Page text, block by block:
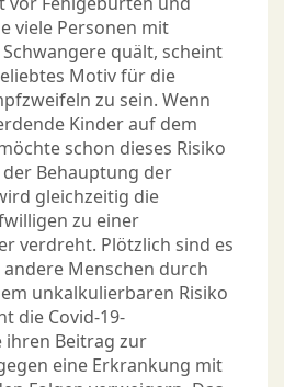
viele Personen mit
quält, scheint
Motiv für die
zu sein. Wenn
Kinder auf dem
schon dieses Risiko
Behauptung der
gleichzeitig die
zu einer
verdreht. Plötzlich sind es
andere Menschen durch
unkalkulierbaren Risiko
die Covid-19-
ihren Beitrag zur
eine Erkrankung mit